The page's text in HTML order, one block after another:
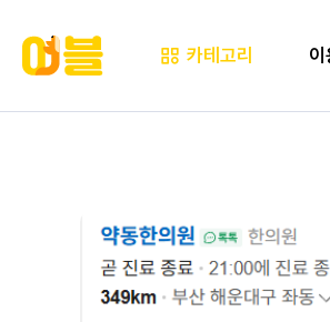
카테고리 이